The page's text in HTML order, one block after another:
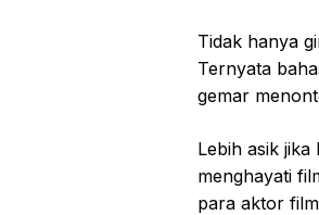
Tidak hanya
Ternyata
gemar
Lebih asik
menghayati
para aktor